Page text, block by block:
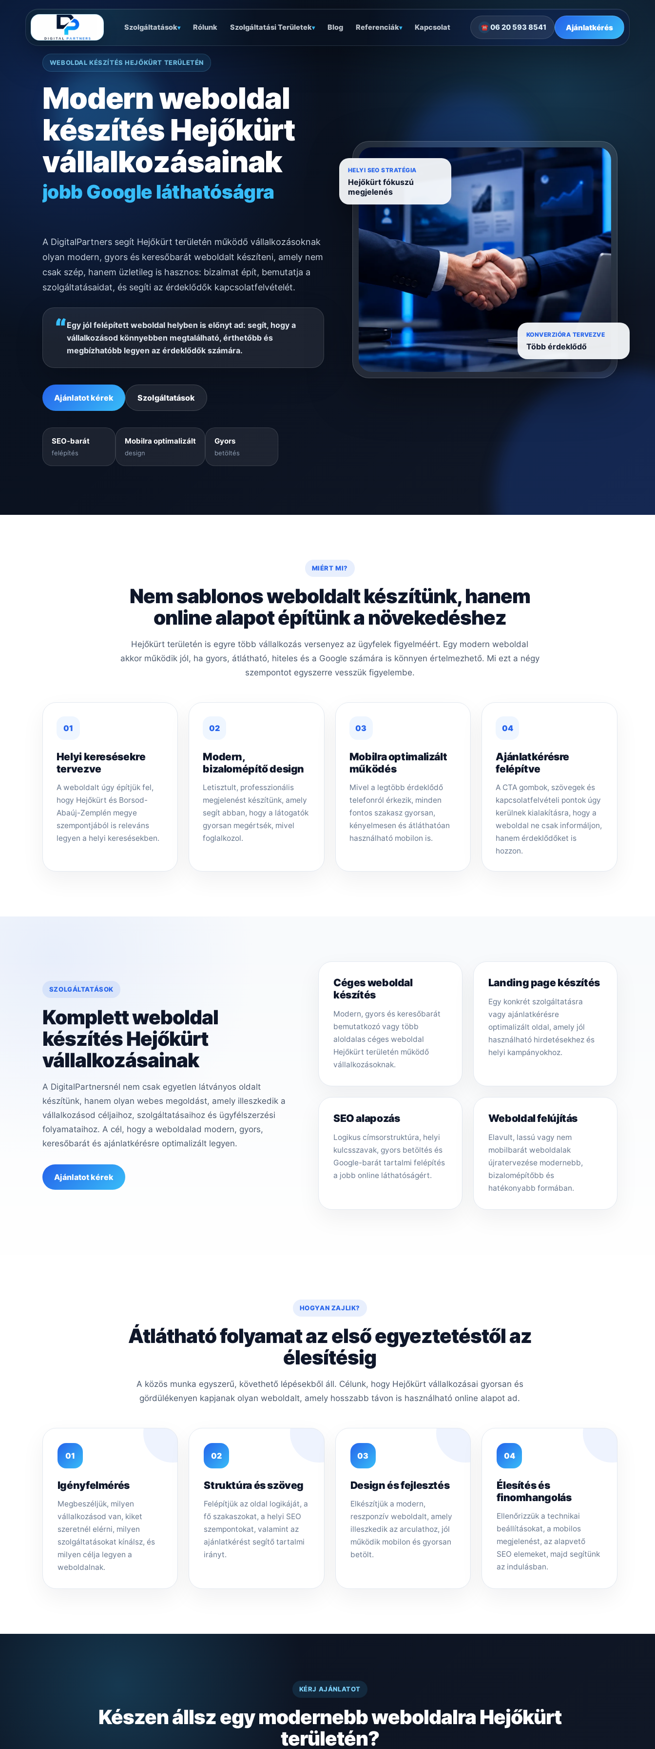
Szolgáltatások▾ Rólunk Szolgáltatási Területek▾ Blog Referenciák▾ Kapcsolat ☎ 06 20 593 8541 Ajánlatkérés
WEBOLDAL KÉSZÍTÉS HEJŐKÜRT TERÜLETÉN
Modern weboldal
készítés Hejőkürt
vállalkozásainak
jobb Google láthatóságra
gyors mobilos működésre
A DigitalPartners segít Hejőkürt területén működő vállalkozásoknak
olyan modern, gyors és keresőbarát weboldalt készíteni, amely nem
csak szép, hanem üzletileg is hasznos: bizalmat épít, bemutatja a
szolgáltatásaidat, és segíti az érdeklődők kapcsolatfelvételét.
“Egy jól felépített weboldal helyben is előnyt ad: segít, hogy a
vállalkozásod könnyebben megtalálható, érthetőbb és
megbízhatóbb legyen az érdeklődők számára.
Ajánlatot kérek Szolgáltatások
SEO-barát
felépítés
Mobilra optimalizált
design
Gyors
betöltés
HELYI SEO STRATÉGIA
Hejőkürt fókuszú
megjelenés
KONVERZIÓRA TERVEZVE
Több érdeklődő
MIÉRT MI?
Nem sablonos weboldalt készítünk, hanem
online alapot építünk a növekedéshez
Hejőkürt területén is egyre több vállalkozás versenyez az ügyfelek figyelméért. Egy modern weboldal
akkor működik jól, ha gyors, átlátható, hiteles és a Google számára is könnyen értelmezhető. Mi ezt a négy
szempontot egyszerre vesszük figyelembe.
01
Helyi keresésekre
tervezve
A weboldalt úgy építjük fel,
hogy Hejőkürt és Borsod-
Abaúj-Zemplén megye
szempontjából is releváns
legyen a helyi keresésekben.
02
Modern,
bizalomépítő design
Letisztult, professzionális
megjelenést készítünk, amely
segít abban, hogy a látogatók
gyorsan megértsék, mivel
foglalkozol.
03
Mobilra optimalizált
működés
Mivel a legtöbb érdeklődő
telefonról érkezik, minden
fontos szakasz gyorsan,
kényelmesen és átláthatóan
használható mobilon is.
04
Ajánlatkérésre
felépítve
A CTA gombok, szövegek és
kapcsolatfelvételi pontok úgy
kerülnek kialakításra, hogy a
weboldal ne csak informáljon,
hanem érdeklődőket is
hozzon.
SZOLGÁLTATÁSOK
Komplett weboldal
készítés Hejőkürt
vállalkozásainak
A DigitalPartnersnél nem csak egyetlen látványos oldalt
készítünk, hanem olyan webes megoldást, amely illeszkedik a
vállalkozásod céljaihoz, szolgáltatásaihoz és ügyfélszerzési
folyamataihoz. A cél, hogy a weboldalad modern, gyors,
keresőbarát és ajánlatkérésre optimalizált legyen.
Ajánlatot kérek
Céges weboldal
készítés
Modern, gyors és keresőbarát
bemutatkozó vagy több
aloldalas céges weboldal
Hejőkürt területén működő
vállalkozásoknak.
Landing page készítés
Egy konkrét szolgáltatásra
vagy ajánlatkérésre
optimalizált oldal, amely jól
használható hirdetésekhez és
helyi kampányokhoz.
SEO alapozás
Logikus címsorstruktúra, helyi
kulcsszavak, gyors betöltés és
Google-barát tartalmi felépítés
a jobb online láthatóságért.
Weboldal felújítás
Elavult, lassú vagy nem
mobilbarát weboldalak
újratervezése modernebb,
bizalomépítőbb és
hatékonyabb formában.
HOGYAN ZAJLIK?
Átlátható folyamat az első egyeztetéstől az
élesítésig
A közös munka egyszerű, követhető lépésekből áll. Célunk, hogy Hejőkürt vállalkozásai gyorsan és
gördülékenyen kapjanak olyan weboldalt, amely hosszabb távon is használható online alapot ad.
01
Igényfelmérés
Megbeszéljük, milyen
vállalkozásod van, kiket
szeretnél elérni, milyen
szolgáltatásokat kínálsz, és
milyen célja legyen a
weboldalnak.
02
Struktúra és szöveg
Felépítjük az oldal logikáját, a
fő szakaszokat, a helyi SEO
szempontokat, valamint az
ajánlatkérést segítő tartalmi
irányt.
03
Design és fejlesztés
Elkészítjük a modern,
reszponzív weboldalt, amely
illeszkedik az arculathoz, jól
működik mobilon és gyorsan
betölt.
04
Élesítés és
finomhangolás
Ellenőrizzük a technikai
beállításokat, a mobilos
megjelenést, az alapvető
SEO elemeket, majd segítünk
az indulásban.
KÉRJ AJÁNLATOT
Készen állsz egy modernebb weboldalra Hejőkürt
területén?